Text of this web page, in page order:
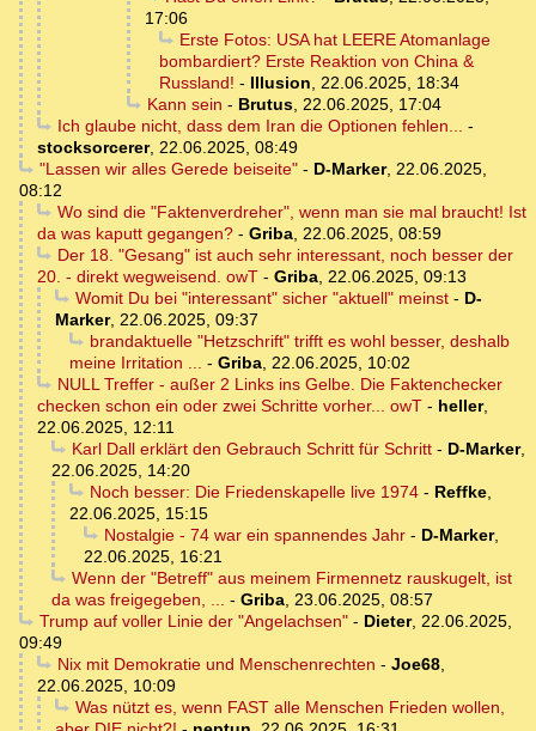
17:06
Erste Fotos: USA hat LEERE Atomanlage
bombardiert? Erste Reaktion von China &
Russland! - Illusion
22.06.2025, 18:34
Kann sein - Brutus, 22.06.2025, 17:04
Ich glaube nicht, dass dem Iran die Optionen fehlen...
-
stocksorcerer, 22.06.2025, 08:49
"Lassen wir alles Gerede beiseite"- D-Marker, 22.06.2025,
08:12
Wo sind die "Faktenverdreher", wenn man sie mal braucht! Ist
da was kaputt gegangen? - Griba 22.06.2025, 08:59
Der 18. "Gesang" ist auch sehr interessant, noch besser der
20. - direkt wegweisend. owT - Griba 22.06.2025, 09:13
Womit Du bei "interessant" sicher "aktuell" meinst- D-
Marker, 22.06.2025, 09:37
brandaktuelle "Hetzschrift" trifft es wohl besser, deshalb
meine Irritation ...
- Griba 22.06.2025, 10:02
NULL Treffer - außer 2 Links ins Gelbe. Die Faktenchecker
checken schon ein oder zwei Schritte vorher... owT - heller,
22.06.2025, 12:11
Karl Dall erklärt den Gebrauch Schritt für Schritt- D-Marker,
22.06.2025, 14:20
Noch besser: Die Friedenskapelle live 1974- Reffke,
22.06.2025, 15:15
Nostalgie - 74 war ein spannendes Jahr- D-Marker,
22.06.2025, 16:21
Wenn der "Betreff" aus meinem Firmennetz rauskugelt, ist
da was freigegeben, ...
- Griba 23.06.2025, 08:57
Trump auf voller Linie der "Angelachsen"- Dieter, 22.06.2025,
09:49
Nix mit Demokratie und Menschenrechten - Joe68,
22.06.2025, 10:09
Was nützt es, wenn FAST alle Menschen Frieden wollen,